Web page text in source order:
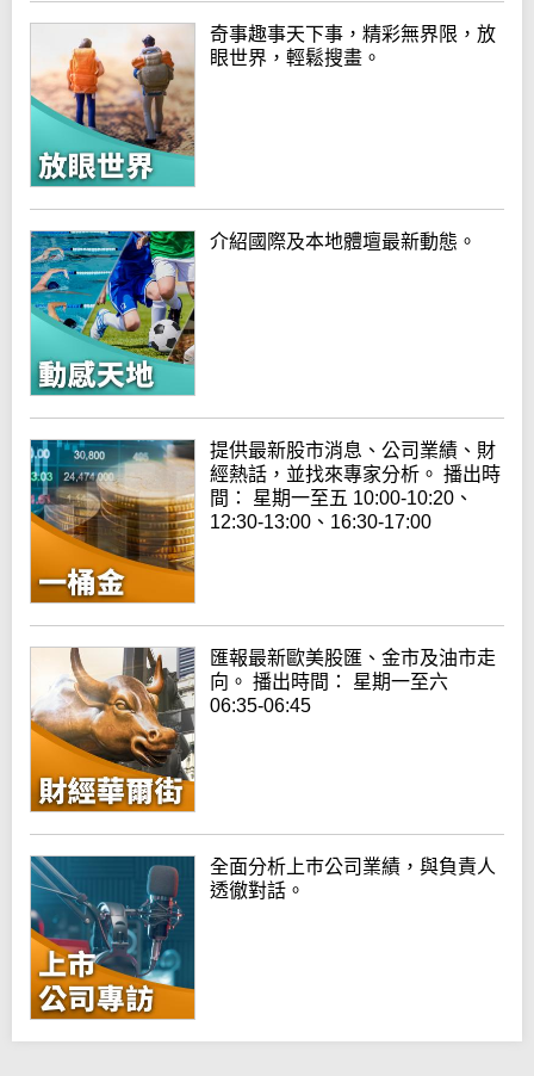
奇事趣事天下事，精彩無界限，放
眼世界，輕鬆搜畫。
介紹國際及本地體壇最新動態。
提供最新股市消息、公司業績、財
經熱話，並找來專家分析。 播出時
間： 星期一至五 10:00-10:20、
12:30-13:00、16:30-17:00
匯報最新歐美股匯、金市及油市走
向。 播出時間： 星期一至六
06:35-06:45
全面分析上巿公司業績，與負責人
透徹對話。